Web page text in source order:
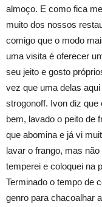
almoço. E como fica
muito dos nossos
comigo que o modo
uma visita é oferecer
seu jeito e gosto
vez que uma delas
strogonoff. Ivon diz
bem, lavado o peito de
que abomina e já vi
lavar o frango, mas
temperei e coloquei na
Terminado o tempo de
genro para chacoalhar